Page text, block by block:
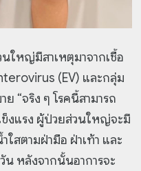
นใหญ่มีสาเหตุมาจากเชื้อ
(EV) และกลุ่ม
“จริง ๆ โรคนี้สามารถ
งแรง ผู้ป่วยส่วนใหญ่จะมี
สตามฝ่ามือ ฝ่าเท้า และ
หลังจากนั้นอาการจะ